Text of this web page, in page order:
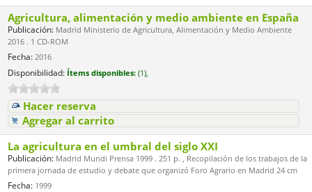
Agricultura, alimentación y medio ambiente en España
Publicación: Madrid Ministerio de Agricultura, Alimentación y Medio Ambiente
2016 . 1 CD-ROM
Fecha: 2016
Disponibilidad: Ítems disponibles: (1),
Hacer reserva
Agregar al carrito
La agricultura en el umbral del siglo XXI
Publicación: Madrid Mundi Prensa 1999 . 251 p. , Recopilación de los trabajos de la
primera jornada de estudio y debate que organizó Foro Agrario en Madrid 24 cm
Fecha: 1999